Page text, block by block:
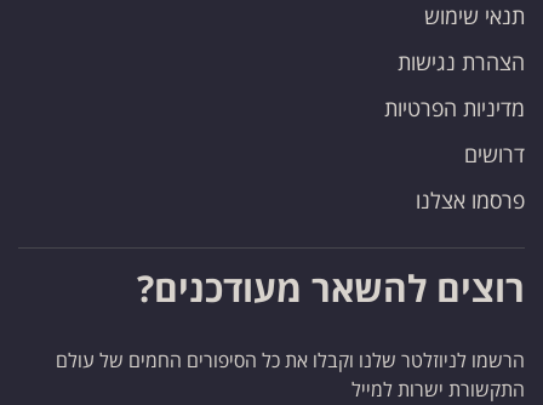
תנאי שימוש
הצהרת נגישות
מדיניות הפרטיות
דרושים
פרסמו אצלנו
רוצים להשאר מעודכנים?
הרשמו לניוזלטר שלנו וקבלו את כל הסיפורים החמים של עולם
התקשורת ישרות למייל